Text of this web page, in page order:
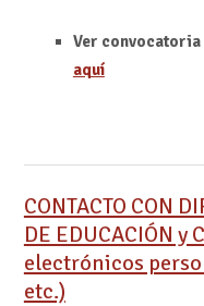
Ver convocatoria
aquí
CONTACTO CON
DE EDUCACIÓN y
electrónicos
etc.)